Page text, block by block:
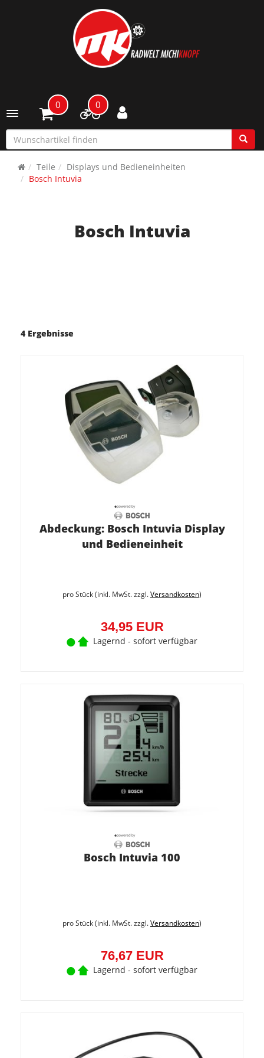
Toggle navigation
0 0
Teile
Displays und Bedieneinheiten
Bosch Intuvia
Bosch Intuvia
4 Ergebnisse
Abdeckung: Bosch Intuvia Display
und Bedieneinheit
pro Stück (inkl. MwSt. zzgl.Versandkosten)
34,95 EUR
Lagernd - sofort verfügbar
Bosch Intuvia 100
pro Stück (inkl. MwSt. zzgl.Versandkosten)
76,67 EUR
Lagernd - sofort verfügbar